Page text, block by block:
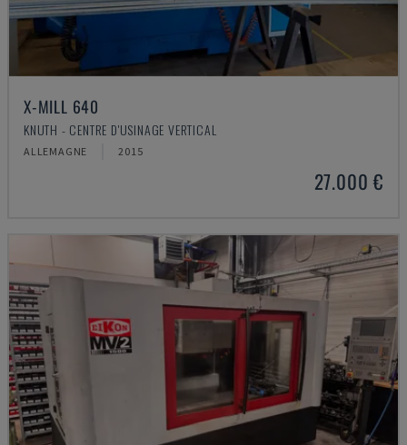
X-MILL 640
KNUTH - CENTRE D'USINAGE VERTICAL
ALLEMAGNE 2015
27.000 €